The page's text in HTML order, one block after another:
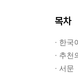
목차
· 한국
· 추천
· 서문